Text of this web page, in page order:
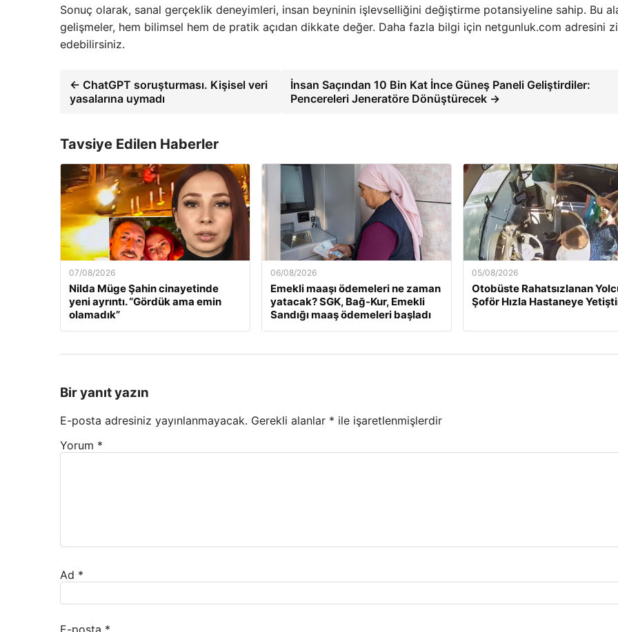
Sonuç olarak, sanal gerçeklik deneyimleri, insan beyninin işlevselliğini değiştirme potansiyeline sahip. Bu
gelişmeler, hem bilimsel hem de pratik açıdan dikkate değer. Daha fazla bilgi için netgunluk.com adresini
edebilirsiniz.
← ChatGPT soruşturması. Kişisel veri
yasalarına uymadı
İnsan Saçından 10 Bin Kat İnce Güneş Paneli Geliştirdiler:
Pencereleri Jeneratöre Dönüştürecek →
Tavsiye Edilen Haberler
07/08/2026
Nilda Müge Şahin cinayetinde
yeni ayrıntı. “Gördük ama emin
olamadık”
06/08/2026
Emekli maaşı ödemeleri ne zaman
yatacak? SGK, Bağ-Kur, Emekli
Sandığı maaş ödemeleri başladı
05/08/2026
Otobüste Rahatsızlanan
Şoför Hızla Hastaneye
Bir yanıt yazın
E-posta adresiniz yayınlanmayacak. Gerekli alanlar * ile işaretlenmişlerdir
Yorum *
Ad *
E-posta *